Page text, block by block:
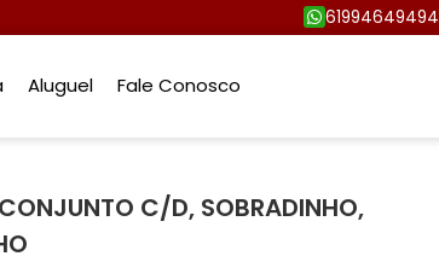
61994649494
Aluguel Fale Conosco
C/D, SOBRADINHO,